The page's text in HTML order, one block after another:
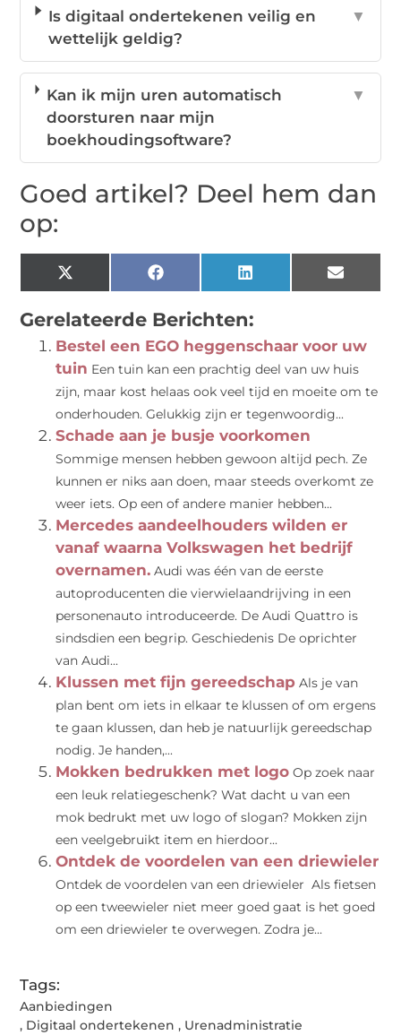
Is digitaal ondertekenen veilig en
wettelijk geldig?
▼
Kan ik mijn uren automatisch
doorsturen naar mijn
boekhoudingsoftware?
▼
Goed artikel? Deel hem dan
op:
X
(Twitter)
Facebook LinkedIn Email
Gerelateerde Berichten:
Bestel een EGO heggenschaar voor uw
tuin Een tuin kan een prachtig deel van uw huis
zijn, maar kost helaas ook veel tijd en moeite om te
onderhouden. Gelukkig zijn er tegenwoordig...
Schade aan je busje voorkomen
Sommige mensen hebben gewoon altijd pech. Ze
kunnen er niks aan doen, maar steeds overkomt ze
weer iets. Op een of andere manier hebben...
Mercedes aandeelhouders wilden er
vanaf waarna Volkswagen het bedrijf
overnamen. Audi was één van de eerste
autoproducenten die vierwielaandrijving in een
personenauto introduceerde. De Audi Quattro is
sindsdien een begrip. Geschiedenis De oprichter
van Audi...
Klussen met fijn gereedschap Als je van
plan bent om iets in elkaar te klussen of om ergens
te gaan klussen, dan heb je natuurlijk gereedschap
nodig. Je handen,...
Mokken bedrukken met logo Op zoek naar
een leuk relatiegeschenk? Wat dacht u van een
mok bedrukt met uw logo of slogan? Mokken zijn
een veelgebruikt item en hierdoor...
Ontdek de voordelen van een driewieler
Ontdek de voordelen van een driewieler Als fietsen
op een tweewieler niet meer goed gaat is het goed
om een driewieler te overwegen. Zodra je...
Tags:
Aanbiedingen
, Digitaal ondertekenen , Urenadministratie